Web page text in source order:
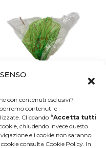
con contenuti esclusivi?
contenuti e
Cliccando “Accetta tutti
chiudendo invece questo
e i cookie non saranno
consulta Cookie Policy. In
Mezzelune Frutti di